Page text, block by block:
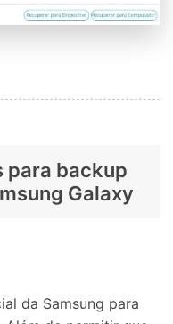
para backup
Galaxy
da Samsung para